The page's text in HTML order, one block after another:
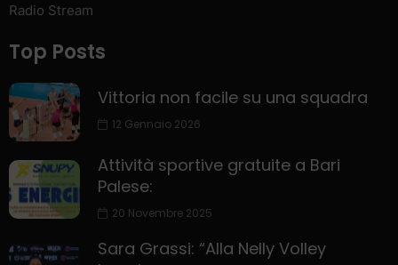
Radio Stream
Top Posts
Vittoria non facile su una squadra
12 Gennaio 2026
Attività sportive gratuite a Bari
Palese:
20 Novembre 2025
Sara Grassi: “Alla Nelly Volley